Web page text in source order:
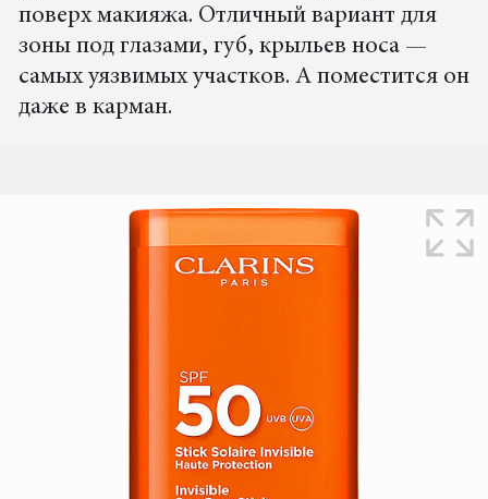
поверх макияжа. Отличный вариант для
зоны под глазами, губ, крыльев носа —
самых уязвимых участков. А поместится он
даже в карман.